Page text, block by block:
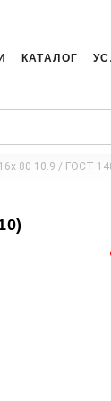
КАТАЛОГ
80 10.9 / ГОСТ